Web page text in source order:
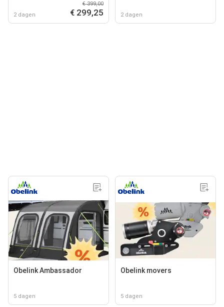
2 dagen
€ 399,00
€ 299,25 2 dagen
Obelink Ambassador
5 dagen
Obelink movers
5 dagen